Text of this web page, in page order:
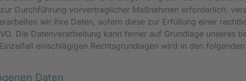
Durchführung vorvertraglicher Maßnahmen erforderlich,
wir Ihre Daten, sofern diese zur Erfüllung einer
Die Datenverarbeitung kann ferner auf Grundlage unseres
einschlägigen Rechtsgrundlagen wird in den
Daten